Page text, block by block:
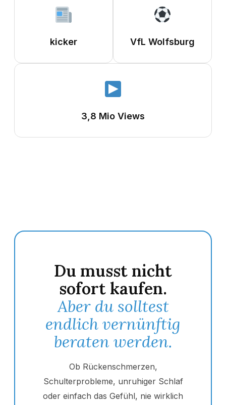
kicker VfL Wolfsburg
3,8 Mio Views
Du musst nicht
sofort kaufen.
Aber du solltest
endlich vernünftig
beraten werden.
Ob Rückenschmerzen,
Schulterprobleme, unruhiger Schlaf
oder einfach das Gefühl, nie wirklich